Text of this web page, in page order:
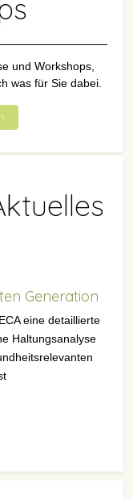
und Workshops,
was für Sie dabei.
Generation
eine detaillierte
Haltungsanalyse